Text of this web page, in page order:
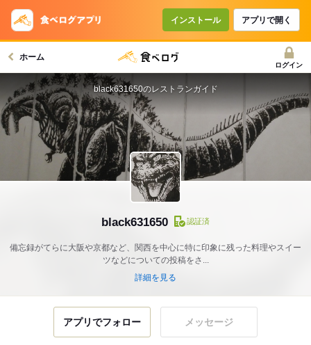
インストール アプリで開く
ホーム
ログイン
black631650 認証済
備忘録がてらに大阪や京都など、関西を中心に特に印象に残った料理やスイー
ツなどについての投稿をさ...
詳細を見る
black631650のレストランガイド
アプリでフォロー メッセージ